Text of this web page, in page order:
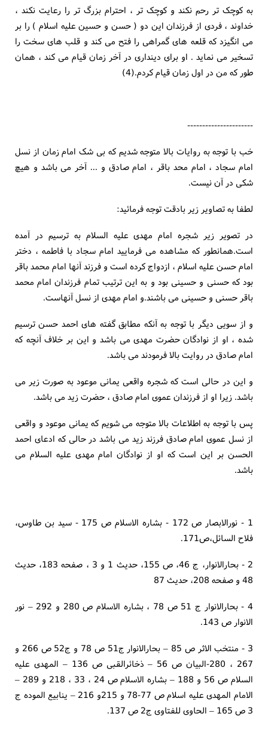
به کوچک تر رحم نکند و کوچک تر ، احترام بزرگ تر را رعایت نکند ،
خداوند ، فردی از فرزندان این دو ( حسن و حسین علیه اسلام ) را بر
می انگیزد که قلعه های گمراهی را فتح می کند و قلب های سخت را
تسخیر می نماید . او برای دینداری در آخر زمان قیام می کند ، همان
طور که من در اول زمان قیام کردم.(4)
----------------------
خب با توجه به روایات بالا متوجه شدیم که بی شک امام زمان از نسل
امام سجاد ، امام محد باقر ، امام صادق و ... آخر می باشد و هیچ
شکی در آن نیست.
لطفا به تصاویر زیر بادقت توجه فرمائید:
در تصویر زیر شجره امام مهدی علیه السلام به ترسیم در آمده
است.همانطور که مشاهده می فرمایید امام سجاد با فاطمه ، دختر
امام حسن علیه اسلام ، ازدواج کرده است و فرزند آنها امام محمد باقر
بود که حسنی و حسینی بود و به این ترتیب تمام فرزندان امام محمد
باقر حسنی و حسینی می باشند.و امام مهدی از نسل آنهاست.
و از سویی دیگر با توجه به آنکه مطابق گفته های احمد حسن ترسیم
شده ، او از نوادگان حضرت مهدی می باشد و این بر خلاف آنچه که
امام صادق در روایت بالا فرمودند می باشد.
و این در حالی است که شجره واقعی یمانی موعود به صورت زیر می
باشد. زیرا او از فرزندان عموی امام صادق ، حضرت زید می باشد.
پس با توجه به اطلاعات بالا متوجه می شویم که یمانی موعود و واقعی
از نسل عموی امام صادق فرزند زید می باشد در حالی که ادعای احمد
الحسن بر این است که او از نوادگان امام مهدی علیه السلام می
باشد.
1 - نورالابصار ص 172 - بشاره الاسلام ص 175 - سید بن طاوس،
فلاح السائل،ص171.
2 - بحارالانوار، ج 46، ص 155، حدیث 1 و 3 ، صفحه 183، حدیث
48 و صفحه 208، حدیث 87
4 - بحارالانوار ج 51 ص 78 ، بشاره الاسلام ص 280 و 292 – نور
الانوار ص 143.
3 - منتخب الاثر ص 85 – بحارالانوار ج51 ص 78 و ج52 ص 266 و
267 ، 280-البیان ص 56 – ذخائرالقبی ص 136 – المهدی علیه
السلام ص 56 و 188 – بشاره الاسلام ص 24 ، 33 ، 218 و 289 –
الامام المهدی علیه اسلام ص 77-78 و 215و 216 – ینابیع الموده ج
3 ص 165 – الحاوی للفتاوی ج2 ص 137.